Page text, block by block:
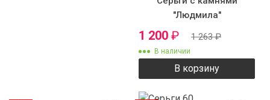
"Людмила"
1 200 ₽ 1 263₽
В наличии
В корзину